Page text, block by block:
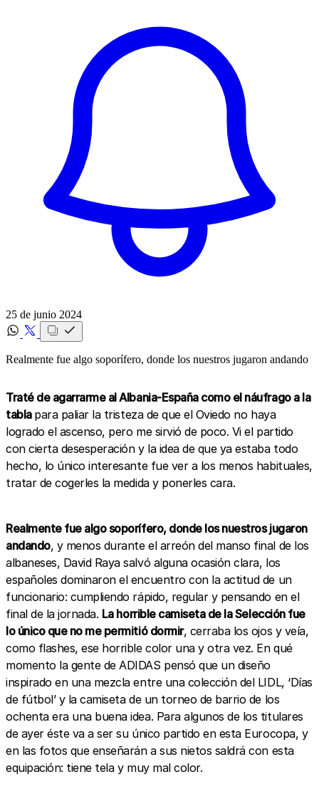
25 de junio 2024
Realmente fue algo soporífero, donde los nuestros jugaron andando
Traté de agarrarme al Albania-España como el náufrago a la
tabla para paliar la tristeza de que el Oviedo no haya
logrado el ascenso, pero me sirvió de poco. Vi el partido
con cierta desesperación y la idea de que ya estaba todo
hecho, lo único interesante fue ver a los menos habituales,
tratar de cogerles la medida y ponerles cara.
Realmente fue algo soporífero, donde los nuestros jugaron
andando, y menos durante el arreón del manso final de los
albaneses, David Raya salvó alguna ocasión clara, los
españoles dominaron el encuentro con la actitud de un
funcionario: cumpliendo rápido, regular y pensando en el
final de la jornada. La horrible camiseta de la Selección fue
lo único que no me permitió dormir, cerraba los ojos y veía,
como flashes, ese horrible color una y otra vez. En qué
momento la gente de ADIDAS pensó que un diseño
inspirado en una mezcla entre una colección del LIDL, ‘Días
de fútbol’ y la camiseta de un torneo de barrio de los
ochenta era una buena idea. Para algunos de los titulares
de ayer éste va a ser su único partido en esta Eurocopa, y
en las fotos que enseñarán a sus nietos saldrá con esta
equipación: tiene tela y muy mal color.